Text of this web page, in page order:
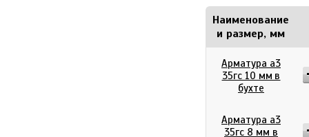
Наименование
и размер, мм
Арматура а3
35гс 10 мм в
бухте
Арматура а3
35гс 8 мм в